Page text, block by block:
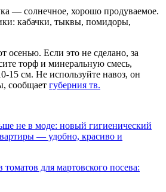
— солнечное, хорошо продуваемое.
кабачки, тыквы, помидоры,
осенью. Если это не сделано, за
торф и минеральную смесь,
15 см. Не используйте навоз, он
сообщает губерния тв.
не в моде: новый гигиенический
— удобно, красиво и
для мартовского посева: